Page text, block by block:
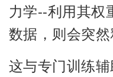
力学--利用其权
数据，则会突
这与专门训练